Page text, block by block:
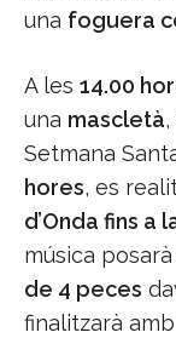
una foguera
A les 14.00
una mascletà
Setmana
hores, es
d’Onda fins a
música
de 4 peces
finalitzarà